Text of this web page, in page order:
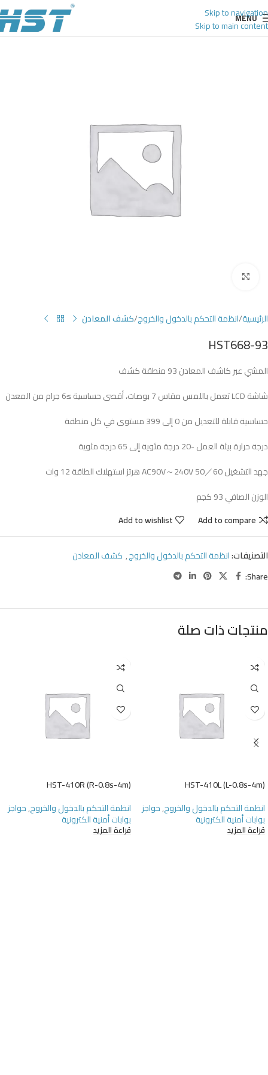
Skip to navigation
Skip to main content
MENU
الرئيسية انظمة التحكم بالدخول والخروج كشف المعادن
HST668-93
المشي عبر كاشف المعادن 93 منطقة كشف
شاشة LCD تعمل باللمس مقاس 7 بوصات، أقصى حساسية ≥6 جرام من المعدن
حساسية قابلة للتعديل من 0 إلى 399 مستوى في كل منطقة
درجة حرارة بيئة العمل -20 درجة مئوية إلى 65 درجة مئوية
جهد التشغيل AC90V～240V 50／60 هرتز استهلاك الطاقة 12 وات
الوزن الصافي 93 كجم
Add to compare
Add to wishlist
التصنيفات:انظمة التحكم بالدخول والخروج, كشف المعادن
Share:
منتجات ذات صلة
HST-410L (L-0.8s-4m)
انظمة التحكم بالدخول والخروج,حواجز
بوابات أمنية الكترونية
قراءة المزيد
HST-410R (R-0.8s-4m)
انظمة التحكم بالدخول والخروج,حواجز
بوابات أمنية الكترونية
قراءة المزيد